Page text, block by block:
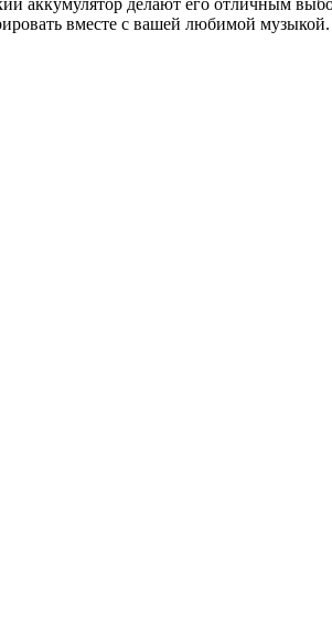
аккумулятор делают его отличным
вместе с вашей любимой музыкой.